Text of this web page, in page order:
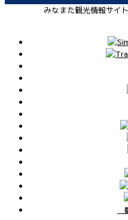
みなまた観光情報サ